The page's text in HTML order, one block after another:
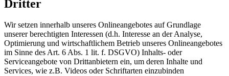
Dritter
Wir setzen innerhalb unseres Onlineangebotes auf Grundlage
unserer berechtigten Interessen (d.h. Interesse an der Analyse,
Optimierung und wirtschaftlichem Betrieb unseres Onlineangebotes
im Sinne des Art. 6 Abs. 1 lit. f. DSGVO) Inhalts- oder
Serviceangebote von Drittanbietern ein, um deren Inhalte und
Services, wie z.B. Videos oder Schriftarten einzubinden